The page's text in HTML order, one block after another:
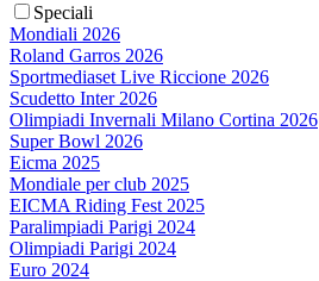
Speciali
Mondiali 2026
Roland Garros 2026
Sportmediaset Live Riccione 2026
Scudetto Inter 2026
Olimpiadi Invernali Milano Cortina 2026
Super Bowl 2026
Eicma 2025
Mondiale per club 2025
EICMA Riding Fest 2025
Paralimpiadi Parigi 2024
Olimpiadi Parigi 2024
Euro 2024